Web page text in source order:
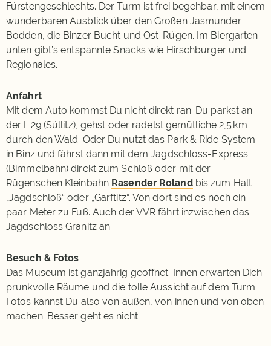
Fürstengeschlechts. Der Turm ist frei begehbar, mit einem
wunderbaren Ausblick über den Großen Jasmunder
Bodden, die Binzer Bucht und Ost-Rügen. Im Biergarten
unten gibt’s entspannte Snacks wie Hirschburger und
Regionales.
Anfahrt
Mit dem Auto kommst Du nicht direkt ran. Du parkst an
der L 29 (Süllitz), gehst oder radelst gemütliche 2,5 km
durch den Wald. Oder Du nutzt das Park & Ride System
in Binz und fährst dann mit dem Jagdschloss-Express
(Bimmelbahn) direkt zum Schloß oder mit der
Rügenschen Kleinbahn Rasender Rolandbis zum Halt
„Jagdschloß“ oder „Garftitz“. Von dort sind es noch ein
paar Meter zu Fuß. Auch der VVR fährt inzwischen das
Jagdschloss Granitz an.
Besuch & Fotos
Das Museum ist ganzjährig geöffnet. Innen erwarten Dich
prunkvolle Räume und die tolle Aussicht auf dem Turm.
Fotos kannst Du also von außen, von innen und von oben
machen. Besser geht es nicht.